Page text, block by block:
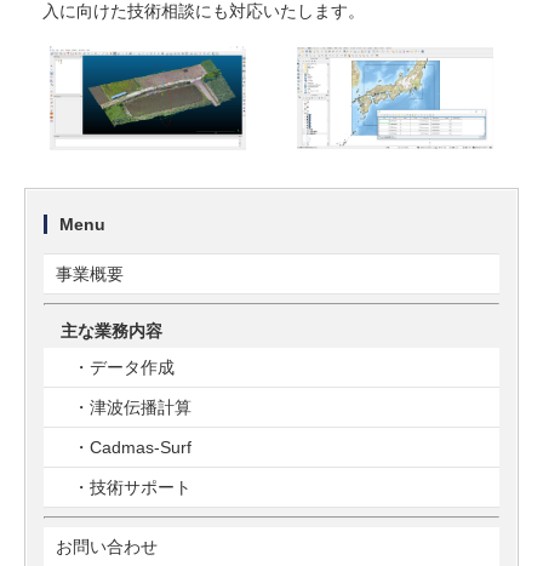
入に向けた技術相談にも対応いたします。
Menu
事業概要
主な業務内容
・データ作成
・津波伝播計算
・Cadmas-Surf
・技術サポート
お問い合わせ